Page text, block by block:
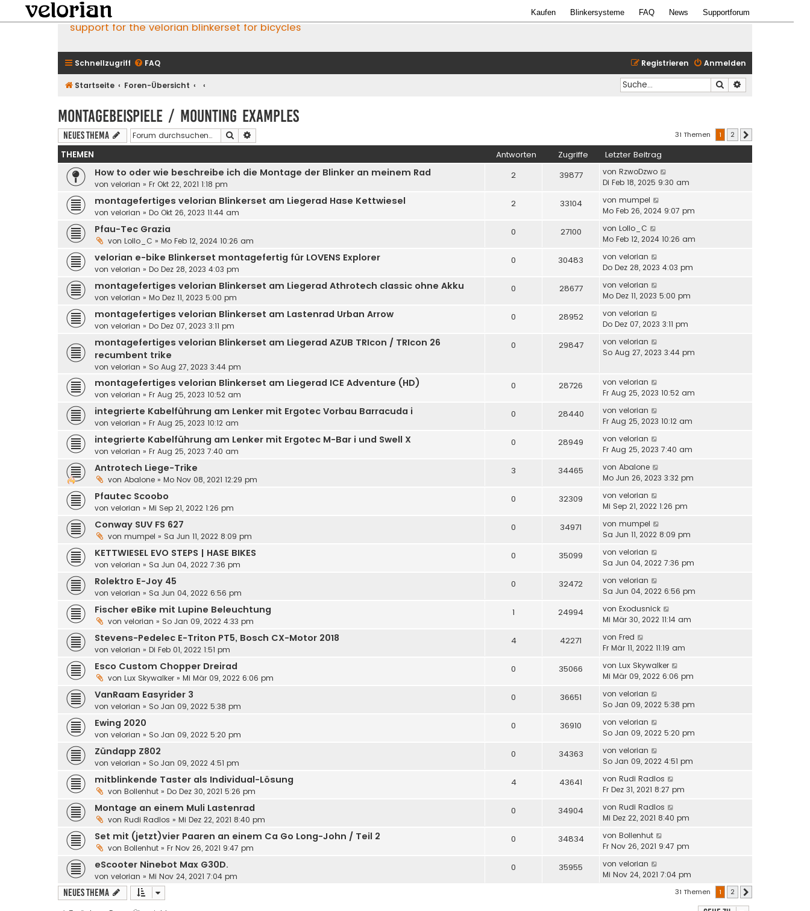
Kaufen Blinkersysteme FAQ News Supportforum
support for the velorian blinkerset for bicycles
Schnellzugriff FAQ Anmelden
Registrieren
Startseite Foren-Übersicht Suche
Montagebeispiele / mounting examples
Neues Thema Suche 31 Themen 1 2
THEMEN Antworten Zugriffe Letzter Beitrag
How to oder wie beschreibe ich die Montage der Blinker an meinem Rad
von velorian » Fr Okt 22, 2021 1:18 pm
2 39877 von RzwoDzwo
Di Feb 18, 2025 9:30 am
montagefertiges velorian Blinkerset am Liegerad Hase Kettwiesel
von velorian » Do Okt 26, 2023 11:44 am
2 33104 von mumpel
Mo Feb 26, 2024 9:07 pm
Pfau-Tec Grazia
von Lollo_C » Mo Feb 12, 2024 10:26 am
0 27100 von Lollo_C
Mo Feb 12, 2024 10:26 am
velorian e-bike Blinkerset montagefertig für LOVENS Explorer
von velorian » Do Dez 28, 2023 4:03 pm
0 30483 von velorian
Do Dez 28, 2023 4:03 pm
montagefertiges velorian Blinkerset am Liegerad Athrotech classic ohne Akku
von velorian » Mo Dez 11, 2023 5:00 pm
0 28677 von velorian
Mo Dez 11, 2023 5:00 pm
montagefertiges velorian Blinkerset am Lastenrad Urban Arrow
von velorian » Do Dez 07, 2023 3:11 pm
0 28952 von velorian
Do Dez 07, 2023 3:11 pm
montagefertiges velorian Blinkerset am Liegerad AZUB TRIcon / TRIcon 26
recumbent trike
von velorian » So Aug 27, 2023 3:44 pm
0 29847 von velorian
So Aug 27, 2023 3:44 pm
montagefertiges velorian Blinkerset am Liegerad ICE Adventure (HD)
von velorian » Fr Aug 25, 2023 10:52 am
0 28726 von velorian
Fr Aug 25, 2023 10:52 am
integrierte Kabelführung am Lenker mit Ergotec Vorbau Barracuda i
von velorian » Fr Aug 25, 2023 10:12 am
0 28440 von velorian
Fr Aug 25, 2023 10:12 am
integrierte Kabelführung am Lenker mit Ergotec M-Bar i und Swell X
von velorian » Fr Aug 25, 2023 7:40 am
0 28949 von velorian
Fr Aug 25, 2023 7:40 am
Antrotech Liege-Trike
von Abalone » Mo Nov 08, 2021 12:29 pm
3 34465 von Abalone
Mo Jun 26, 2023 3:32 pm
Pfautec Scoobo
von velorian » Mi Sep 21, 2022 1:26 pm
0 32309 von velorian
Mi Sep 21, 2022 1:26 pm
Conway SUV FS 627
von mumpel » Sa Jun 11, 2022 8:09 pm
0 34971 von mumpel
Sa Jun 11, 2022 8:09 pm
KETTWIESEL EVO STEPS | HASE BIKES
von velorian » Sa Jun 04, 2022 7:36 pm
0 35099 von velorian
Sa Jun 04, 2022 7:36 pm
Rolektro E-Joy 45
von velorian » Sa Jun 04, 2022 6:56 pm
0 32472 von velorian
Sa Jun 04, 2022 6:56 pm
Fischer eBike mit Lupine Beleuchtung
von velorian » So Jan 09, 2022 4:33 pm
1 24994 von Exodusnick
Mi Mär 30, 2022 11:14 am
Stevens-Pedelec E-Triton PT5, Bosch CX-Motor 2018
von velorian » Di Feb 01, 2022 1:51 pm
4 42271 von Fred
Fr Mär 11, 2022 11:19 am
Esco Custom Chopper Dreirad
von Lux Skywalker » Mi Mär 09, 2022 6:06 pm
0 35066 von Lux Skywalker
Mi Mär 09, 2022 6:06 pm
VanRaam Easyrider 3
von velorian » So Jan 09, 2022 5:38 pm
0 36651 von velorian
So Jan 09, 2022 5:38 pm
Ewing 2020
von velorian » So Jan 09, 2022 5:20 pm
0 36910 von velorian
So Jan 09, 2022 5:20 pm
Zündapp Z802
von velorian » So Jan 09, 2022 4:51 pm
0 34363 von velorian
So Jan 09, 2022 4:51 pm
mitblinkende Taster als Individual-Lösung
von Bollenhut » Do Dez 30, 2021 5:26 pm
4 43641 von Rudi Radlos
Fr Dez 31, 2021 8:27 pm
Montage an einem Muli Lastenrad
von Rudi Radlos » Mi Dez 22, 2021 8:40 pm
0 34904 von Rudi Radlos
Mi Dez 22, 2021 8:40 pm
Set mit (jetzt)vier Paaren an einem Ca Go Long-John / Teil 2
von Bollenhut » Fr Nov 26, 2021 9:47 pm
0 34834 von Bollenhut
Fr Nov 26, 2021 9:47 pm
eScooter Ninebot Max G30D.
von velorian » Mi Nov 24, 2021 7:04 pm
0 35955 von velorian
Mi Nov 24, 2021 7:04 pm
Neues Thema 31 Themen 1 2